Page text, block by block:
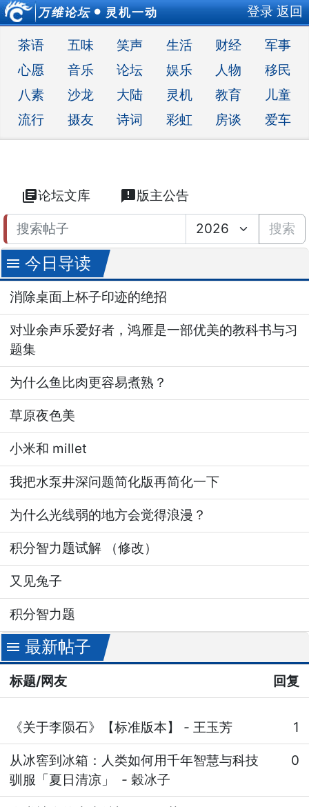
万维论坛 ● 灵机一动 登录 返回
茶语 五味 笑声 生活 财经
军事
心愿
音乐 论坛 娱乐 人物
移民
八素
沙龙 大陆 灵机 教育
儿童
流行
摄友 诗词 彩虹 房谈 爱车
library_books论坛文库 announcement版主公告
搜索
menu 今日导读
消除桌面上杯子印迹的绝招
对业余声乐爱好者，鸿雁是一部优美的教科书与习
题集
为什么鱼比肉更容易煮熟？
草原夜色美
小米和 millet
我把水泵井深问题简化版再简化一下
为什么光线弱的地方会觉得浪漫？
积分智力题试解 （修改）
又见兔子
积分智力题
menu 最新帖子
标题/网友 回复
《关于李陨石》【标准版本】 - 王玉芳 1
从冰窖到冰箱：人类如何用千年智慧与科技
驯服「夏日清凉」
- 穀冰子
0